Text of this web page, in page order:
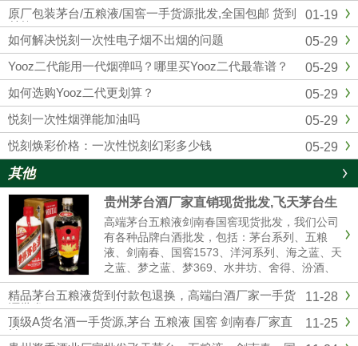
商，和全国各大实体店建立了紧密的合作关系，
确保产品从生产到销售环节...
01-19
原厂包装茅台/五粮液/国窖一手货源批发,全国包邮 货到
付款
05-29
如何解决悦刻一次性电子烟不出烟的问题
05-29
Yooz二代能用一代烟弹吗？哪里买Yooz二代最靠谱？
05-29
如何选购Yooz二代更划算？
05-29
悦刻一次性烟弹能加油吗
05-29
悦刻焕彩价格：一次性悦刻幻彩多少钱
其他
贵州茅台酒厂家直销现货批发,飞天茅台生
肖茅台全系列供应全国货到付款
高端茅台五粮液剑南春国窖现货批发，我们公司
有各种品牌白酒批发，包括：茅台系列、五粮
液、剑南春、国窖1573、洋河系列、海之蓝、天
之蓝、梦之蓝、梦369、水井坊、舍得、汾酒、
青红花郎等名酒，有高中低档白酒供你选择，我
们是白酒厂家一手货源渠道批发，价格美丽，诚
信经营,做工精细，口感纯正，合作共赢。名酒厂
家...
11-28
精品茅台五粮液货到付款包退换，高端白酒厂家一手货
源批发
11-25
顶级A货名酒一手货源,茅台 五粮液 国窖 剑南春厂家直
销